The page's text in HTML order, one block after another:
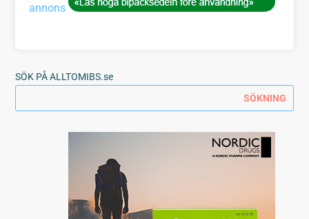
annons
SÖK PÅ ALLTOMIBS.se